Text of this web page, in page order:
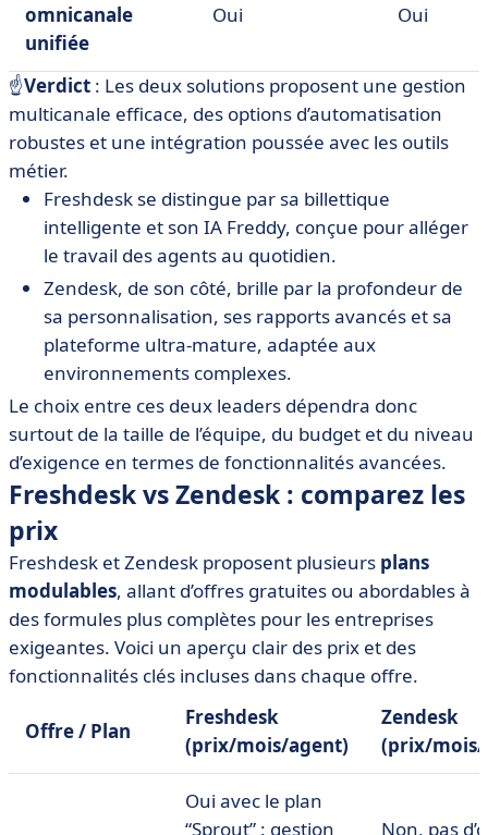
omnicanale
unifiée
Oui Oui
☝️Verdict : Les deux solutions proposent une gestion
multicanale efficace, des options d’automatisation
robustes et une intégration poussée avec les outils
métier.
Freshdesk se distingue par sa billettique
intelligente et son IA Freddy, conçue pour alléger
le travail des agents au quotidien.
Zendesk, de son côté, brille par la profondeur de
sa personnalisation, ses rapports avancés et sa
plateforme ultra-mature, adaptée aux
environnements complexes.
Le choix entre ces deux leaders dépendra donc
surtout de la taille de l’équipe, du budget et du niveau
d’exigence en termes de fonctionnalités avancées.
Freshdesk vs Zendesk : comparez les
prix
Freshdesk et Zendesk proposent plusieurs plans
modulables, allant d’offres gratuites ou abordables à
des formules plus complètes pour les entreprises
exigeantes. Voici un aperçu clair des prix et des
fonctionnalités clés incluses dans chaque offre.
Offre / Plan
Freshdesk
(prix/mois/agent)
Zendesk
(prix/mois/
Oui avec le plan
“Sprout” : gestion
Non, pas